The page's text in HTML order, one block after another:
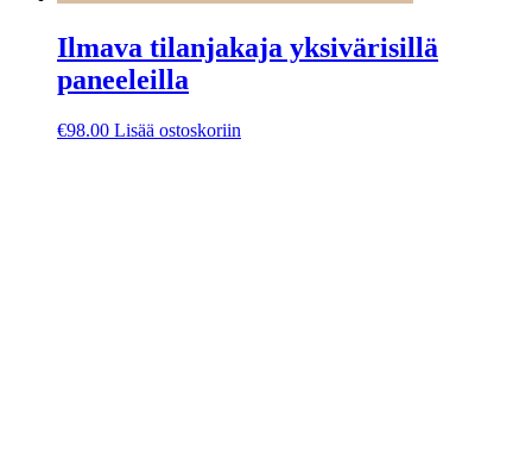
Ilmava tilanjakaja yksivärisillä
paneeleilla
€98.00 Lisää ostoskoriin